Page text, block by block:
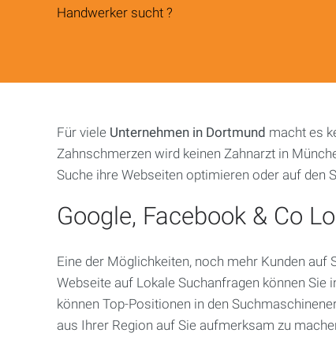
Frankfurt
Bielefeld
Karlsruhe
Köln
Handwerker sucht ?
Für viele Unternehmen in Dortmund macht es
Zahnschmerzen wird keinen Zahnarzt in
Suche ihre Webseiten optimieren oder auf den
Google, Facebook & Co
Eine der Möglichkeiten, noch mehr Kunden
Webseite auf Lokale Suchanfragen können
können Top-Positionen in den
aus Ihrer Region auf Sie aufmerksam zu